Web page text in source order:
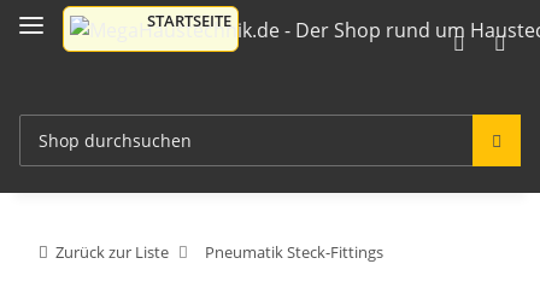
Zurück zur Liste Pneumatik Steck-Fittings